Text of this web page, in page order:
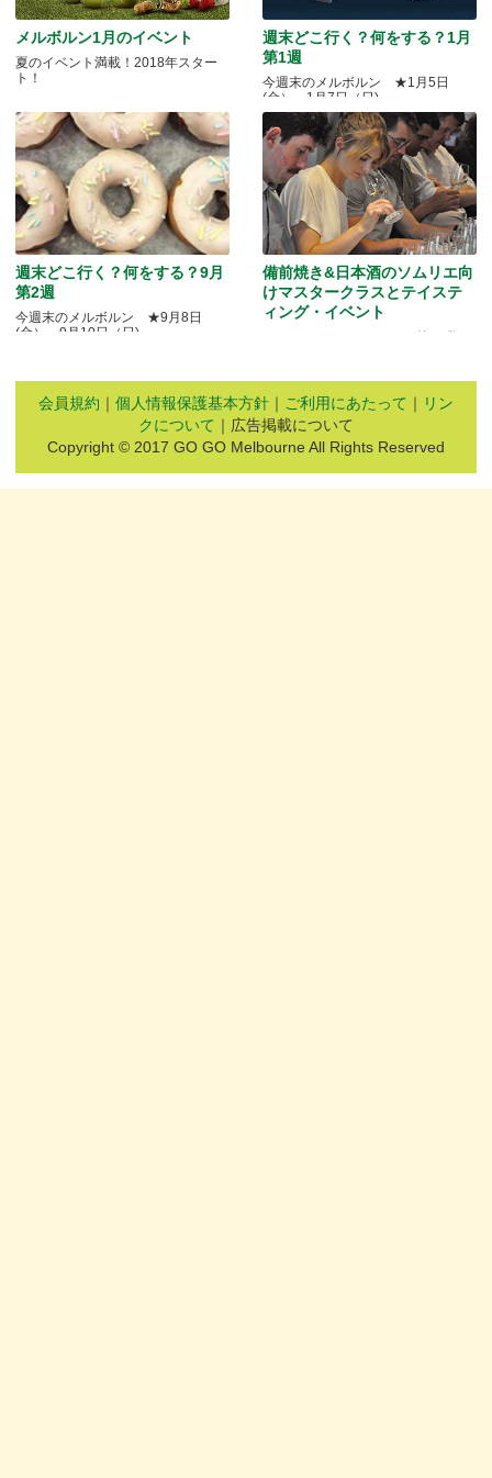
メルボルン1月のイベント
夏のイベント満載！2018年スター
ト！
週末どこ行く？何をする？1月
第1週
今週末のメルボルン ★1月5日
(金）～1月7日（日)
週末どこ行く？何をする？9月
第2週
今週末のメルボルン ★9月8日
(金）～9月10日（日)
備前焼き&日本酒のソムリエ向
けマスタークラスとテイステ
ィング・イベント
会員規約 ｜ 個人情報保護基本方針 ｜ ご利用にあたって ｜ リン
クについて ｜広告掲載について
Copyright © 2017 GO GO Melbourne All Rights Reserved